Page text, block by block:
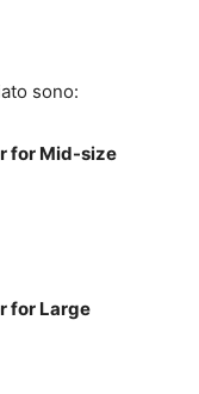
sono:
for Mid-size
for Large